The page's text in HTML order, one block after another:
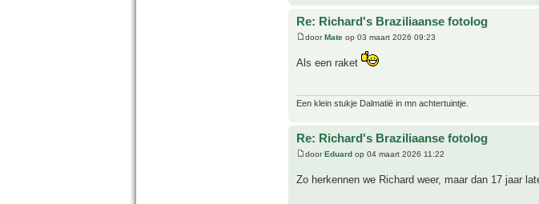
Re: Richard's Braziliaanse fotolog
doorMate op 03 maart 2026 09:23
Als een raket
Een klein stukje Dalmatië in mn achtertuintje.
Re: Richard's Braziliaanse fotolog
doorEduard op 04 maart 2026 11:22
Zo herkennen we Richard weer, maar dan 17 jaar